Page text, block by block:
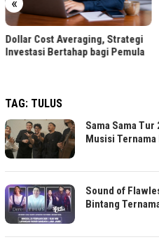
Dollar Cost Averaging, Strategi
Investasi Bertahap bagi Pemula
TAG: TULUS
Sama Sama
Musisi
Sound of
Bintang